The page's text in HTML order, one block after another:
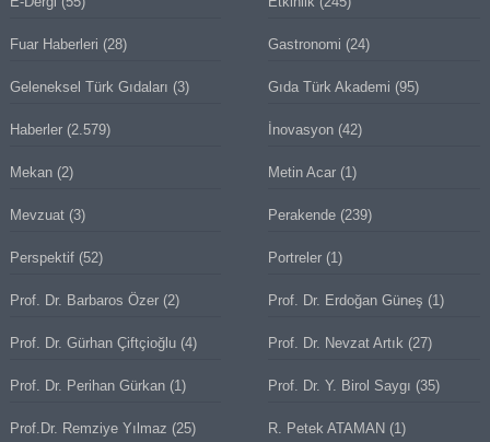
Fuar Haberleri (28) Gastronomi (24)
Geleneksel Türk Gıdaları (3) Gıda Türk Akademi (95)
Haberler(2.579) İnovasyon (42)
Mekan(2) Metin Acar (1)
Mevzuat(3) Perakende (239)
Perspektif(52) Portreler (1)
Prof. Dr. Barbaros Özer(2) Prof. Dr. Erdoğan Güneş (1)
Prof. Dr. Gürhan Çiftçioğlu(4) Prof. Dr. Nevzat Artık (27)
Prof. Dr. Perihan Gürkan(1) Prof. Dr. Y. Birol Saygı (35)
Prof.Dr. Remziye Yılmaz (25) R. Petek ATAMAN (1)